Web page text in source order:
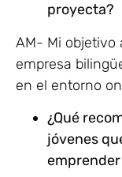
proyecta?
AM- Mi objetivo
empresa
en el entorno
¿Qué
jóvenes